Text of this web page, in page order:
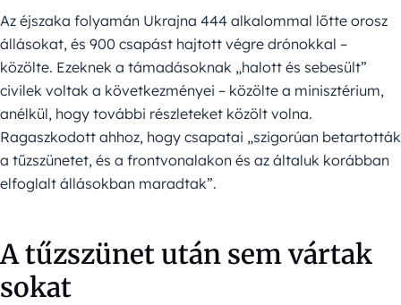
Az éjszaka folyamán Ukrajna 444 alkalommal lőtte orosz
állásokat, és 900 csapást hajtott végre drónokkal –
közölte. Ezeknek a támadásoknak „halott és sebesült”
civilek voltak a következményei – közölte a minisztérium,
anélkül, hogy további részleteket közölt volna.
Ragaszkodott ahhoz, hogy csapatai „szigorúan betartották
a tűzszünetet, és a frontvonalakon és az általuk korábban
elfoglalt állásokban maradtak”.
A tűzszünet után sem vártak
sokat